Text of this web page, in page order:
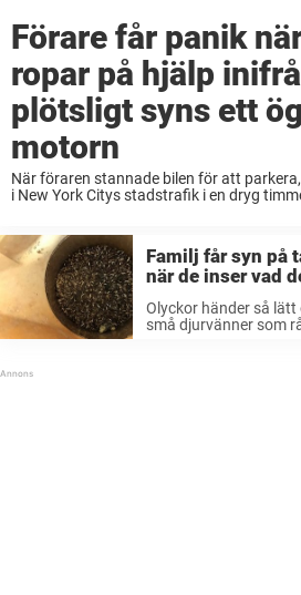
Förare får panik
ropar på hjälp
plötsligt syns ett
motorn
När föraren stannade bilen för att
i New York Citys stadstrafik i en dryg
Familj får syn på
när de inser vad
knapp
Olyckor händer så
små djurvänner som